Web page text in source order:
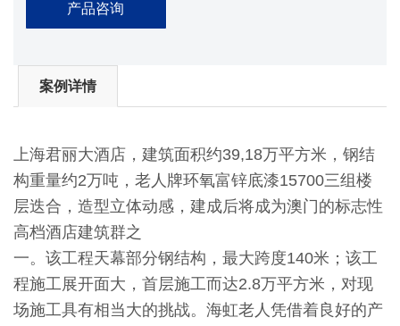
产品咨询
案例详情
上海君丽大酒店，建筑面积约39,18万平方米，钢结
构重量约2万吨，老人牌环氧富锌底漆15700三组楼
层迭合，造型立体动感，建成后将成为澳门的标志性
高档酒店建筑群之
一。该工程天幕部分钢结构，最大跨度140米；该工
程施工展开面大，首层施工而达2.8万平方米，对现
场施工具有相当大的挑战。海虹老人凭借着良好的产